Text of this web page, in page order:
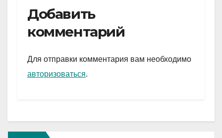
e
gr
a
m
er
s
A
p
и
Добавить
комментарий
Для отправки комментария вам необходимо
авторизоваться.